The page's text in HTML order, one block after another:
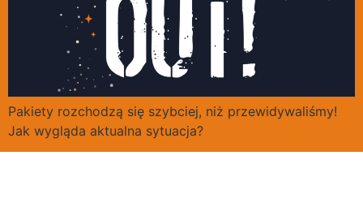
Pakiety rozchodzą się szybciej, niż przewidywaliśmy!
Jak wygląda aktualna sytuacja?